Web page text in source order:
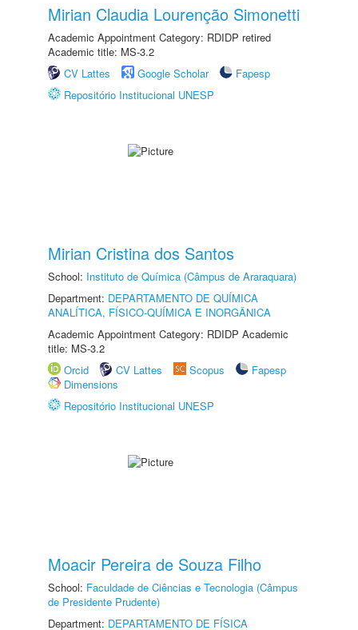
Mirian Claudia Lourenção Simonetti
Academic Appointment Category: RDIDP retired
Academic title: MS-3.2
CV Lattes
Google Scholar
Fapesp
Repositório Institucional UNESP
Mirian Cristina dos Santos
School: Instituto de Química (Câmpus de Araraquara)
Department: DEPARTAMENTO DE QUÍMICA
ANALÍTICA, FÍSICO-QUÍMICA E INORGÂNICA
Academic Appointment Category: RDIDP Academic
title: MS-3.2
Orcid
CV Lattes Scopus
Fapesp
Dimensions
Repositório Institucional UNESP
Moacir Pereira de Souza Filho
School: Faculdade de Ciências e Tecnologia (Câmpus
de Presidente Prudente)
Department: DEPARTAMENTO DE FÍSICA